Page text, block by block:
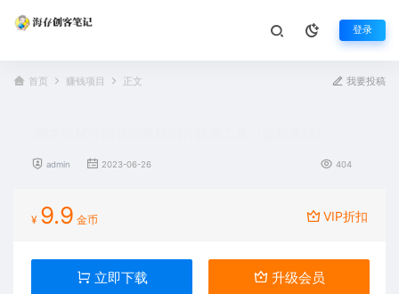
登录
首页 赚钱项目 正文 我要投稿
admin 2023-06-26 404
¥ 9.9 金币 VIP折扣
立即下载 升级会员